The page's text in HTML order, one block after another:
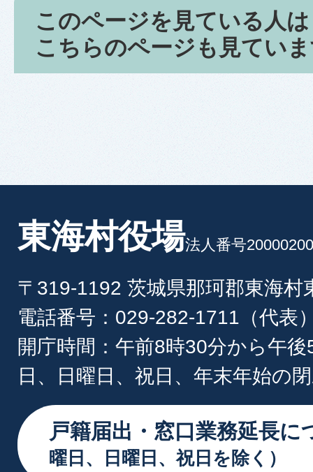
このページを見ている人は
こちらのページも見てい
東海村役場法人番号
〒319-1192 茨城県那珂郡東海村
電話番号：029-282-1711（代表
開庁時間：午前8時30分から午
日、日曜日、祝日、年末年始の
戸籍届出・窓口業務延長に
曜日、日曜日、祝日を除く）